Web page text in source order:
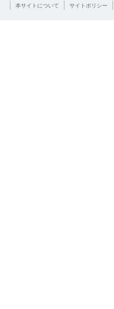
本サイトについて サイトポリシー